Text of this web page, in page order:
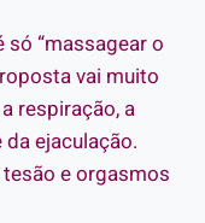
só “massagear o
vai muito
respiração, a
ejaculação.
e orgasmos